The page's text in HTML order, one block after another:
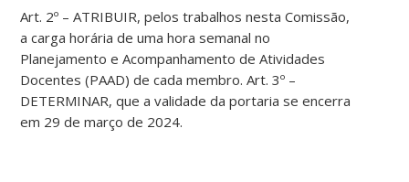
Art. 2º – ATRIBUIR, pelos trabalhos nesta Comissão,
a carga horária de uma hora semanal no
Planejamento e Acompanhamento de Atividades
Docentes (PAAD) de cada membro. Art. 3º –
DETERMINAR, que a validade da portaria se encerra
em 29 de março de 2024.